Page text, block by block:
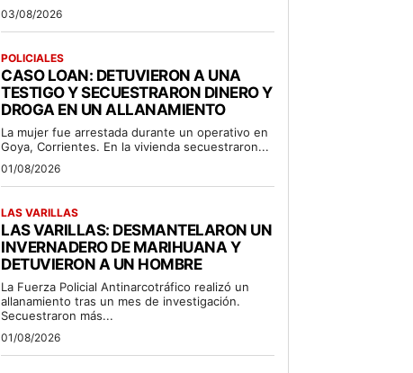
03/08/2026
POLICIALES
CASO LOAN: DETUVIERON A UNA
TESTIGO Y SECUESTRARON DINERO Y
DROGA EN UN ALLANAMIENTO
La mujer fue arrestada durante un operativo en
Goya, Corrientes. En la vivienda secuestraron...
01/08/2026
LAS VARILLAS
LAS VARILLAS: DESMANTELARON UN
INVERNADERO DE MARIHUANA Y
DETUVIERON A UN HOMBRE
La Fuerza Policial Antinarcotráfico realizó un
allanamiento tras un mes de investigación.
Secuestraron más...
01/08/2026